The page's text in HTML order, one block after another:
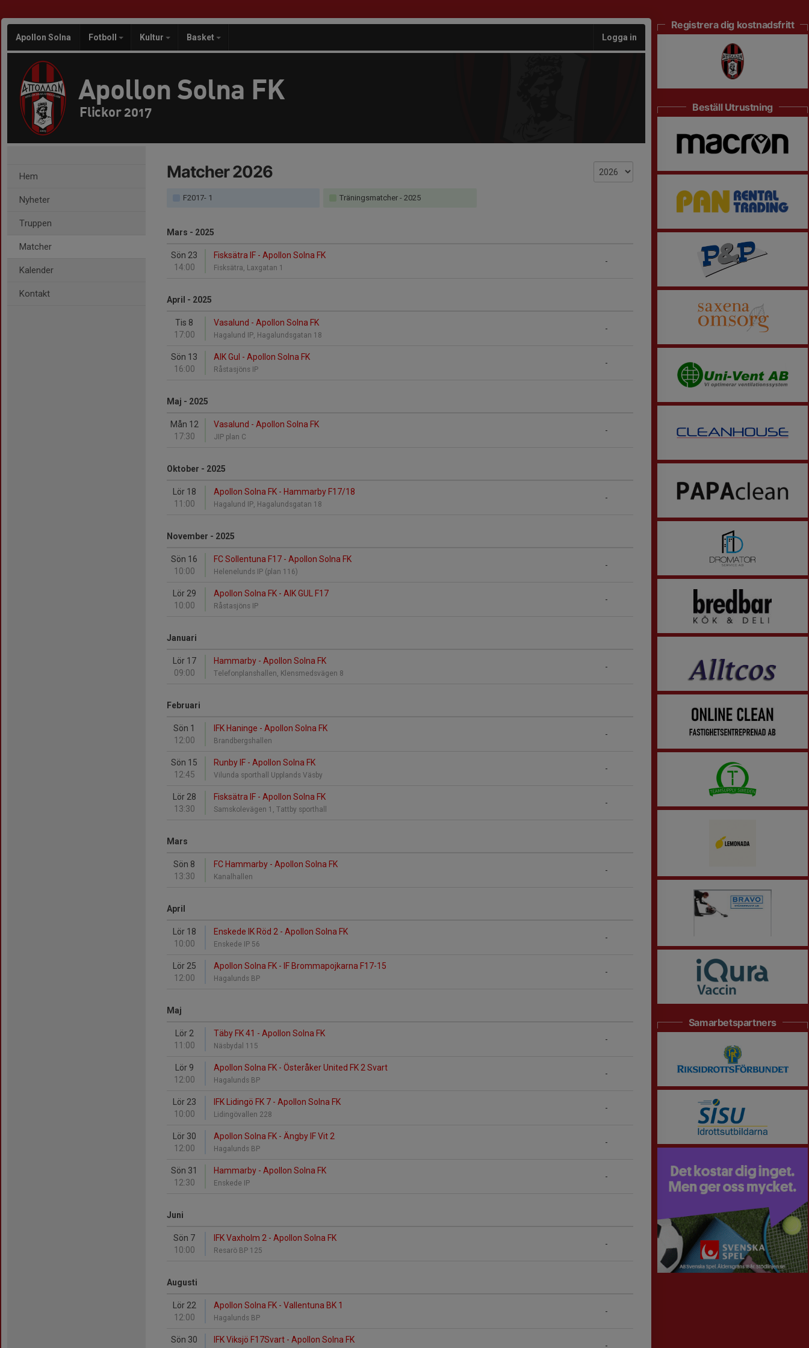
Apollon Solna Fotboll Kultur Basket Logga in
Apollon Solna FK
Flickor 2017
Hem
Nyheter
Truppen
Matcher
Kalender
Kontakt
Matcher 2026
F2017- 1 Träningsmatcher- 2025
Mars - 2025
Sön 23
14:00
-
Fisksätra IF - Apollon Solna FK
Fisksätra, Laxgatan 1
April - 2025
Tis 8
17:00
-
Vasalund - Apollon Solna FK
Hagalund IP, Hagalundsgatan 18
Sön 13
16:00
-
AIK Gul - Apollon Solna FK
Råstasjöns IP
Maj - 2025
Mån 12
17:30
-
Vasalund - Apollon Solna FK
JIP plan C
Oktober - 2025
Lör 18
11:00
-
Apollon Solna FK - Hammarby F17/18
Hagalund IP, Hagalundsgatan 18
November - 2025
Sön 16
10:00
-
FC Sollentuna F17 - Apollon Solna FK
Helenelunds IP (plan 116)
Lör 29
10:00
-
Apollon Solna FK - AIK GUL F17
Råstasjöns IP
Januari
Lör 17
09:00
-
Hammarby - Apollon Solna FK
Telefonplanshallen, Klensmedsvägen 8
Februari
Sön 1
12:00
-
IFK Haninge - Apollon Solna FK
Brandbergshallen
Sön 15
12:45
-
Runby IF - Apollon Solna FK
Vilunda sporthall Upplands Väsby
Lör 28
13:30
-
Fisksätra IF - Apollon Solna FK
Samskolevägen 1, Tattby sporthall
Mars
Sön 8
13:30
-
FC Hammarby - Apollon Solna FK
Kanalhallen
April
Lör 18
10:00
-
Enskede IK Röd 2 - Apollon Solna FK
Enskede IP 56
Lör 25
12:00
-
Apollon Solna FK - IF Brommapojkarna F17-15
Hagalunds BP
Maj
Lör 2
11:00
-
Täby FK 41 - Apollon Solna FK
Näsbydal 115
Lör 9
12:00
-
Apollon Solna FK - Österåker United FK 2 Svart
Hagalunds BP
Lör 23
10:00
-
IFK Lidingö FK 7 - Apollon Solna FK
Lidingövallen 228
Lör 30
12:00
-
Apollon Solna FK - Ängby IF Vit 2
Hagalunds BP
Sön 31
12:30
-
Hammarby - Apollon Solna FK
Enskede IP
Juni
Sön 7
10:00
-
IFK Vaxholm 2 - Apollon Solna FK
Resarö BP 125
Augusti
Lör 22
12:00
-
Apollon Solna FK - Vallentuna BK 1
Hagalunds BP
Sön 30
-
IFK Viksjö F17Svart - Apollon Solna FK
Registrera dig kostnadsfritt
Beställ Utrustning
Samarbetspartners